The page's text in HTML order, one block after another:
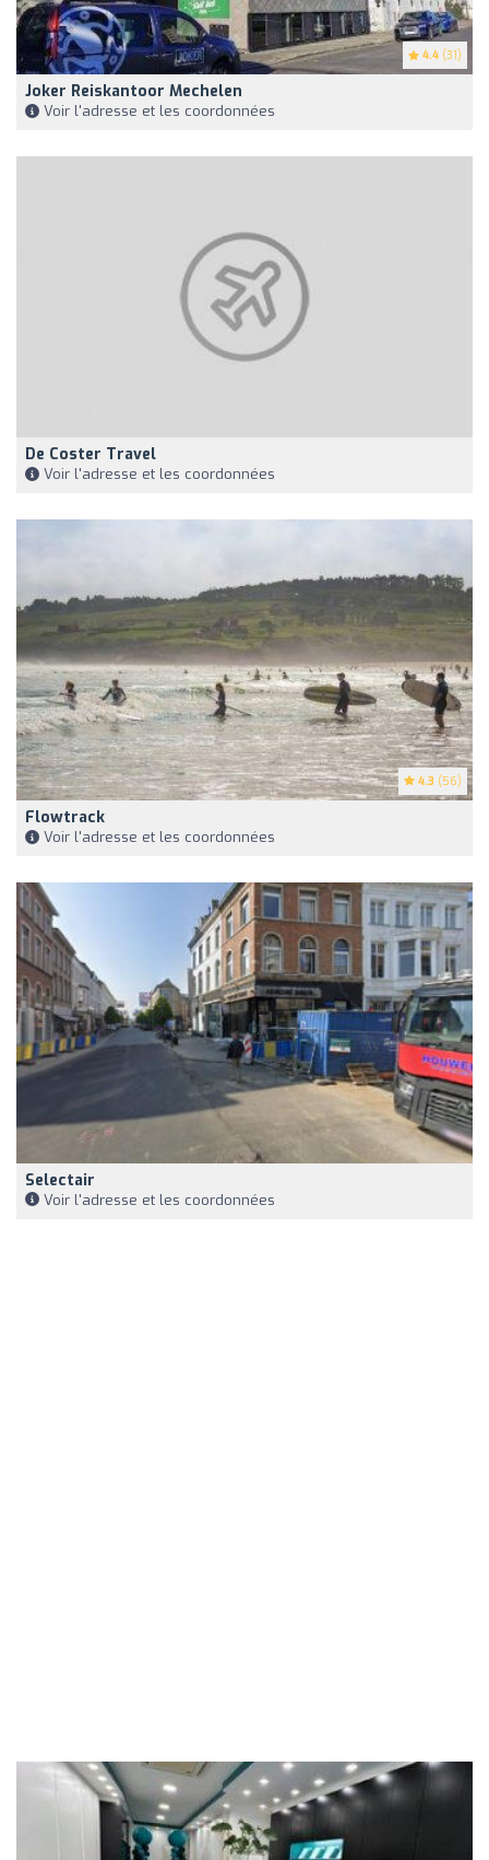
4.4 (31)
Joker Reiskantoor Mechelen
Voir l'adresse et les coordonnées
De Coster Travel
Voir l'adresse et les coordonnées
4.3 (56)
Flowtrack
Voir l'adresse et les coordonnées
Selectair
Voir l'adresse et les coordonnées